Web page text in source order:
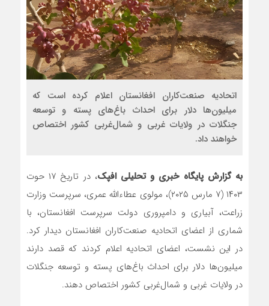
اتحادیه صنعت‌کاران افغانستان اعلام کرده است که
میلیون‌ها دلار برای احداث باغ‌های پسته و توسعه
جنگلات در ولایات غربی و شمال‌غربی کشور اختصاص
خواهند داد.
به گزارش پایگاه خبری و تحلیلی افپک
، در تاریخ ۱۷ حوت
۱۴۰۳ (۷ مارس ۲۰۲۵)، مولوی عطاءالله عمری، سرپرست وزارت
زراعت، آبیاری و دامپروری دولت سرپرست افغانستان، با
شماری از اعضای اتحادیه صنعت‌کاران افغانستان دیدار کرد.
در این نشست، اعضای اتحادیه اعلام کردند که قصد دارند
میلیون‌ها دلار برای احداث باغ‌های پسته و توسعه جنگلات
در ولایات غربی و شمال‌غربی کشور اختصاص دهند.